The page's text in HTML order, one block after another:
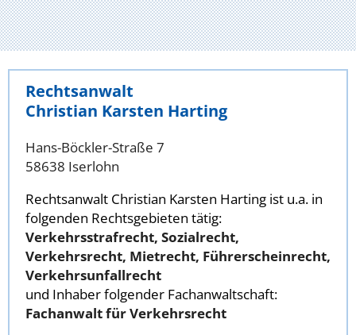
Rechtsanwalt
Christian Karsten Harting
Hans-Böckler-Straße 7
58638 Iserlohn
Rechtsanwalt Christian Karsten Harting ist u.a. in
folgenden Rechtsgebieten tätig:
Verkehrsstrafrecht, Sozialrecht,
Verkehrsrecht, Mietrecht, Führerscheinrecht,
Verkehrsunfallrecht
und Inhaber folgender Fachanwaltschaft:
Fachanwalt für Verkehrsrecht